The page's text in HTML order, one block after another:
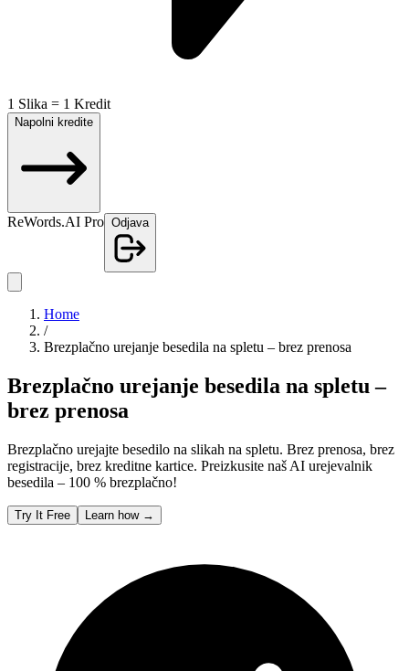
1 Slika = 1 Kredit
Napolni kredite
ReWords.AI Pro Odjava
Home
/
Brezplačno urejanje besedila na spletu – brez prenosa
Brezplačno urejanje besedila na spletu –
brez prenosa
Brezplačno urejajte besedilo na slikah na spletu. Brez prenosa, brez
registracije, brez kreditne kartice. Preizkusite naš AI urejevalnik
besedila – 100 % brezplačno!
Try It Free Learn how →